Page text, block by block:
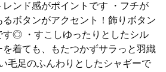
レンド感がポイントです ・フチが
ボタンがアクセント！飾りボタン
す◎ ・すこしゆったりとしたシル
着ても、もたつかずサラっと羽織
毛足のふんわりとしたシャギーで